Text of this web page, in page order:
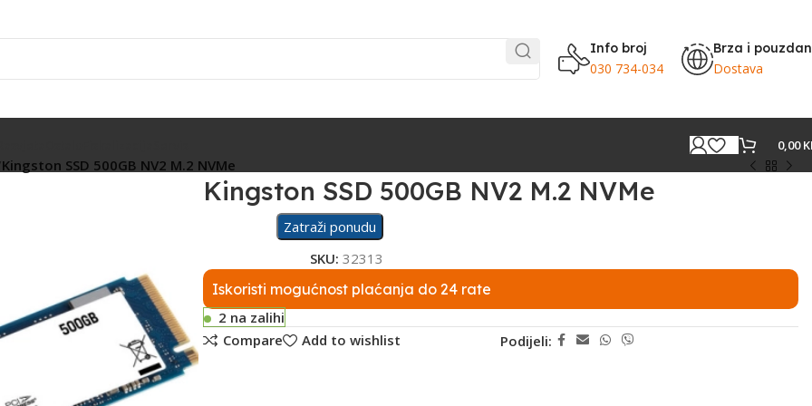
Info broj
030 734-034
Brza i
Dostava
0,00
Kingston SSD 500GB NV2 M.2 NVMe
Kingston SSD 500GB NV2 M.2 NVMe
Zatraži ponudu
SKU: 32313
Iskoristi mogućnost plaćanja do 24 rate
2 na zalihi
Compare
Add to wishlist Podijeli: